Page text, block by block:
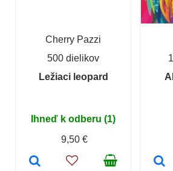
Cherry Pazzi
500 dielikov
Ležiaci leopard
Ihneď k odberu (1)
9,50 €